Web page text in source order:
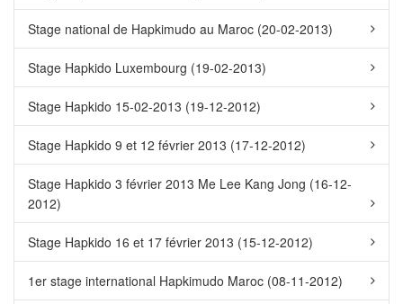
Stage national de Hapkimudo au Maroc (20-02-2013)
Stage Hapkido Luxembourg (19-02-2013)
Stage Hapkido 15-02-2013 (19-12-2012)
Stage Hapkido 9 et 12 février 2013 (17-12-2012)
Stage Hapkido 3 février 2013 Me Lee Kang Jong (16-12-
2012)
Stage Hapkido 16 et 17 février 2013 (15-12-2012)
1er stage international Hapkimudo Maroc (08-11-2012)